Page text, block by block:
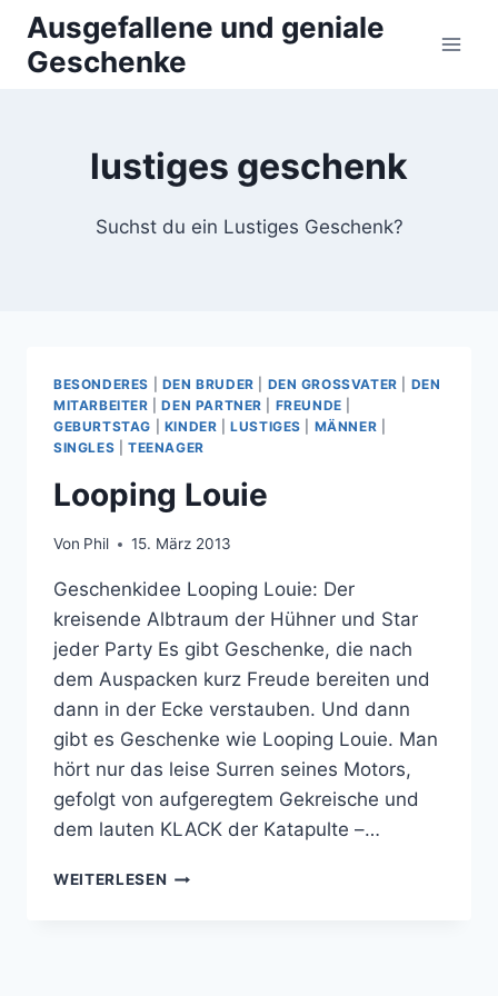
Zum
Inhalt
springen
Ausgefallene und geniale
Geschenke
lustiges geschenk
Suchst du ein Lustiges Geschenk?
BESONDERES DEN BRUDER DEN GROSSVATER
DEN
MITARBEITER |DEN PARTNER FREUNDE
GEBURTSTAG
KINDER |LUSTIGES MÄNNER
SINGLES
TEENAGER
Looping Louie
Von Phil 15. März 2013
Geschenkidee Looping Louie: Der
kreisende Albtraum der Hühner und Star
jeder Party Es gibt Geschenke, die nach
dem Auspacken kurz Freude bereiten und
dann in der Ecke verstauben. Und dann
gibt es Geschenke wie Looping Louie. Man
hört nur das leise Surren seines Motors,
gefolgt von aufgeregtem Gekreische und
dem lauten KLACK der Katapulte –…
WEITERLESEN LOOPING